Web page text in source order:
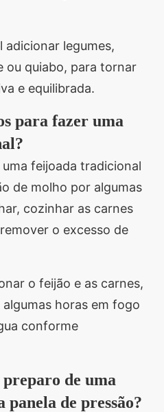
adicionar legumes,
ou quiabo, para tornar
e equilibrada.
para fazer uma
feijoada tradicional
de molho por algumas
cozinhar as carnes
o excesso de
o feijão e as carnes,
horas em fogo
conforme
de uma
de pressão?